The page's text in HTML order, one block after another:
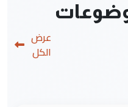
عرض
الكل